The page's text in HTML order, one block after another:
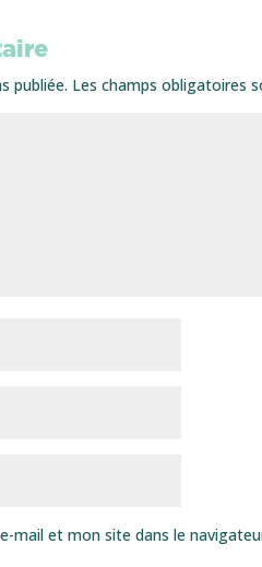
publiée. Les champs obligatoires
mail et mon site dans le